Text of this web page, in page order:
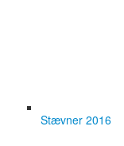
Stævner 2016